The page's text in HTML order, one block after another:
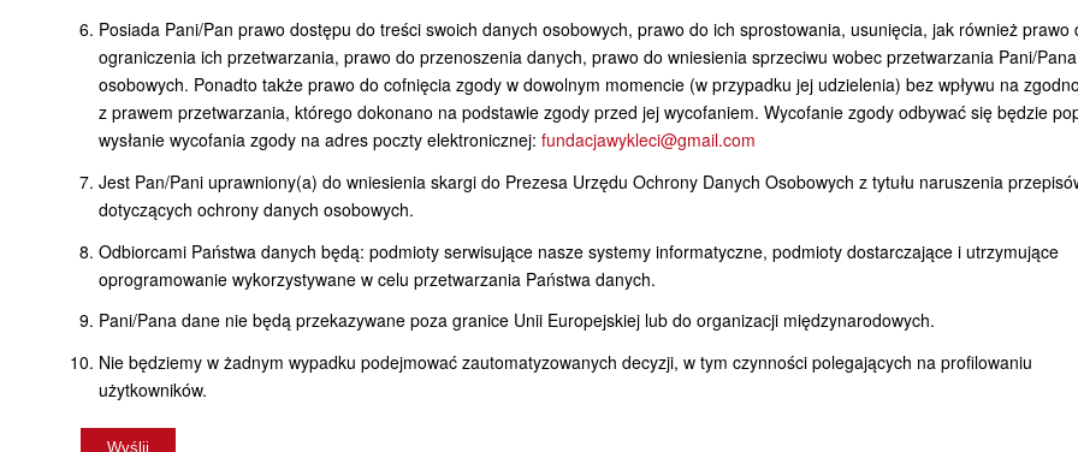
Posiada Pani/Pan prawo dostępu do treści swoich danych osobowych, prawo do ich sprostowania, usunięcia, jak również prawo
ograniczenia ich przetwarzania, prawo do przenoszenia danych, prawo do wniesienia sprzeciwu wobec przetwarzania Pani/
osobowych. Ponadto także prawo do cofnięcia zgody w dowolnym momencie (w przypadku jej udzielenia) bez wpływu na
z prawem przetwarzania, którego dokonano na podstawie zgody przed jej wycofaniem. Wycofanie zgody odbywać się będzie
wysłanie wycofania zgody na adres poczty elektronicznej: fundacjawykleci@gmail.com
Jest Pan/Pani uprawniony(a) do wniesienia skargi do Prezesa Urzędu Ochrony Danych Osobowych z tytułu naruszenia
dotyczących ochrony danych osobowych.
Odbiorcami Państwa danych będą: podmioty serwisujące nasze systemy informatyczne, podmioty dostarczające i utrzymujące
oprogramowanie wykorzystywane w celu przetwarzania Państwa danych.
Pani/Pana dane nie będą przekazywane poza granice Unii Europejskiej lub do organizacji międzynarodowych.
Nie będziemy w żadnym wypadku podejmować zautomatyzowanych decyzji, w tym czynności polegających na profilowaniu
użytkowników.